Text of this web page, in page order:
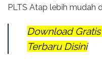
PLTS Atap lebih mudah
Download
Terbaru Disini